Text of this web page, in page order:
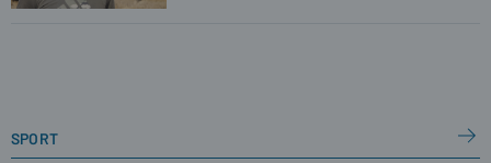
sport